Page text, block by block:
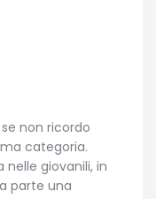
non ricordo
categoria.
nelle giovanili, in
parte una